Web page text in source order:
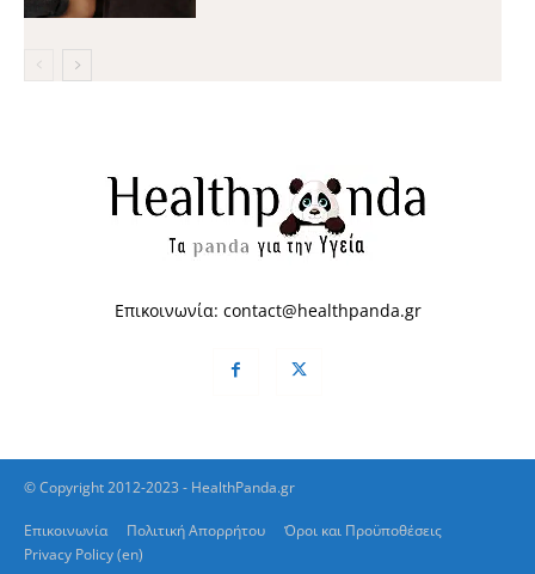
Επικοινωνία: contact@healthpanda.gr
© Copyright 2012-2023 - HealthPanda.gr
Επικοινωνία Πολιτική Απορρήτου
Όροι και Προϋποθέσεις
Privacy Policy (en)